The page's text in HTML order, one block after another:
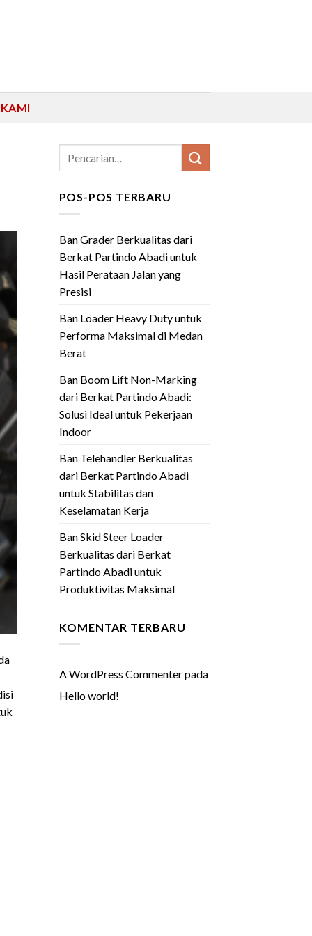
POS-POS TERBARU
Ban Grader Berkualitas dari
Berkat Partindo Abadi untuk
Hasil Perataan Jalan yang
Presisi
Ban Loader Heavy Duty untuk
Performa Maksimal di Medan
Berat
Ban Boom Lift Non-Marking
dari Berkat Partindo Abadi:
Solusi Ideal untuk Pekerjaan
Indoor
Ban Telehandler Berkualitas
dari Berkat Partindo Abadi
untuk Stabilitas dan
Keselamatan Kerja
Ban Skid Steer Loader
Berkualitas dari Berkat
Partindo Abadi untuk
Produktivitas Maksimal
KOMENTAR TERBARU
A WordPress Commenterpada
Hello world!